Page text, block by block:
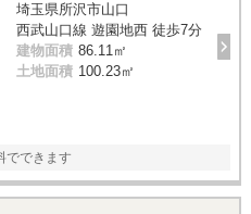
埼玉県所沢市山口
西武山口線 遊園地西 徒歩7分
建物面積 86.11㎡
土地面積 100.23㎡
でできます